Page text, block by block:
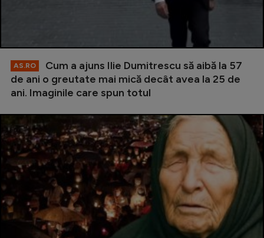
AS.RO
Cum a ajuns Ilie Dumitrescu să aibă la 57
de ani o greutate mai mică decât avea la 25 de
ani. Imaginile care spun totul